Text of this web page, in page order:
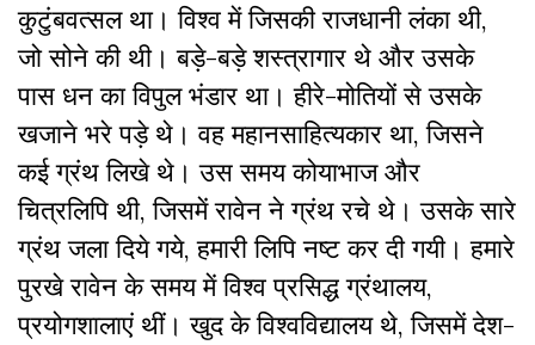
कुटुंबवत्सल था। विश्व में जिसकी राजधानी लंका थी,
जो सोने की थी। बड़े-बड़े शस्त्रागार थे और उसके
पास धन का विपुल भंडार था। हीरे-मोतियों से उसके
खजाने भरे पड़े थे। वह महानसाहित्यकार था, जिसने
कई ग्रंथ लिखे थे। उस समय कोयाभाज और
चित्रलिपि थी, जिसमें रावेन ने ग्रंथ रचे थे। उसके सारे
ग्रंथ जला दिये गये, हमारी लिपि नष्ट कर दी गयी। हमारे
पुरखे रावेन के समय में विश्व प्रसिद्ध ग्रंथालय,
प्रयोगशालाएं थीं। खुद के विश्वविद्यालय थे, जिसमें देश-